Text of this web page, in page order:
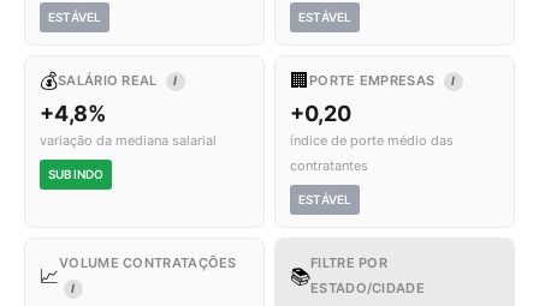
ESTÁVEL ESTÁVEL
💰SALÁRIO REAL I
+4,8%
variação da mediana salarial
SUBINDO
🏢 PORTE EMPRESAS I
+0,20
índice de porte médio das
contratantes
ESTÁVEL
📈
VOLUME CONTRATAÇÕES
I
📚
FILTRE POR
ESTADO/CIDADE